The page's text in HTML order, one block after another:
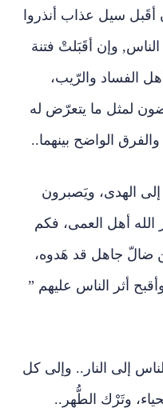
سيل عذاب أنذروا
وإن أقَبَلتْ فتنة
الفساد والرّيب،
لمثل ما يتعرّض له
الواضح بينهما..
الهدى، ويَصبرون
الله أهل العمى، فكم
ضالّ جاهل قد هَدوه،
أثر الناس عليهم ”
إلى النار.. وإلى كل
وتَرْك الطُّهر..